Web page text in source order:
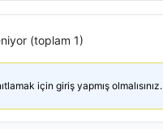
(toplam 1)
için giriş yapmış olmalısınız.